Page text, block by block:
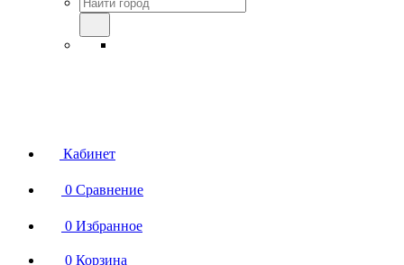
Кабинет
0 Сравнение
0 Избранное
0 Корзина